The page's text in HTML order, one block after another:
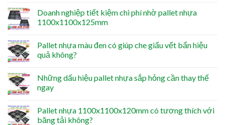
Doanh nghiệp tiết kiệm chi phí nhờ pallet nhựa
1100x1100x125mm
Pallet nhựa màu đen có giúp che giấu vết bẩn hiệu
quả không?
Những dấu hiệu pallet nhựa sắp hỏng cần thay thế
ngay
Pallet nhựa 1100x1100x120mm có tương thích với
băng tải không?